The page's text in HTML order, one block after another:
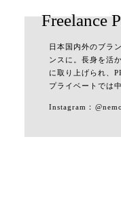
Freelance
日本国内外のブラ
ンスに。長身を活
に取り上げられ、
プライベートでは
Instagram：